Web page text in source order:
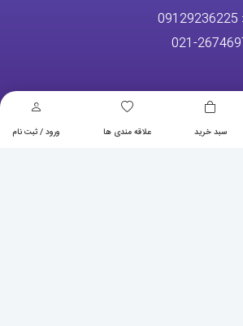
سبد خرید علاقه مندی ها ورود / ثبت نام